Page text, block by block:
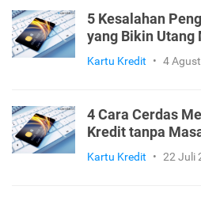
5 Kesalahan
yang Bikin Utang
Kartu Kredit • 4
4 Cara Cerdas
Kredit tanpa
Kartu Kredit • 22 Juli